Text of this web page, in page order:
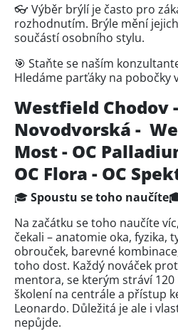
👓 Výběr brýlí je často pro
rozhodnutím. Brýle mění
součástí osobního stylu.
🎯 Staňte se naším
Hledáme parťáky na pobočky
Westfield Chodov
Novodvorská -
Most - OC
OC Flora - OC
🎓 Spoustu se toho
Na začátku se toho naučíte
čekali – anatomie oka, fyzika,
obrouček, barevné
toho dost. Každý nováček
mentora, se kterým stráví
školení na centrále a přístup
Leonardo. Důležitá je ale i
nepůjde.